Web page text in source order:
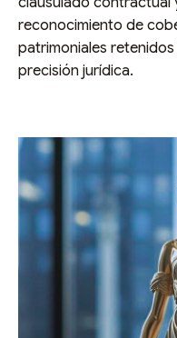
reconocimiento de
patrimoniales
precisión jurídica.